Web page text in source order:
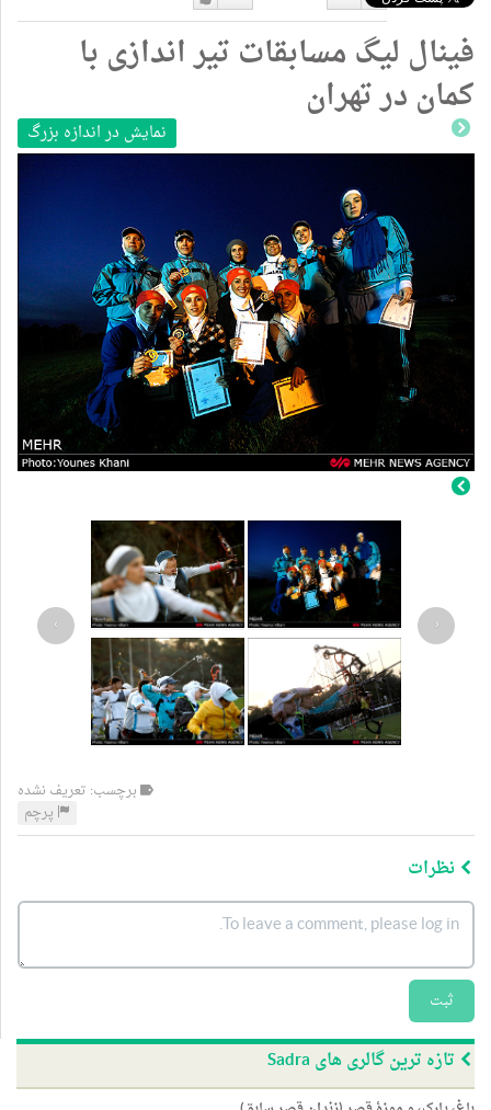
دوست
دارم
دوست
نداشتن
فینال لیگ مسابقات تیر اندازی با
کمان در تهران
نمایش در اندازه بزرگ
‹
›
برچسب: تعریف نشده
پرچم
نظرات
ثبت
تازه ترین گالری های Sadra